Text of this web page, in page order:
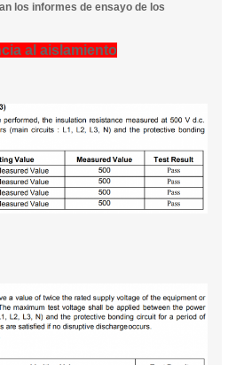
los informes de ensayo de los
al aislamiento